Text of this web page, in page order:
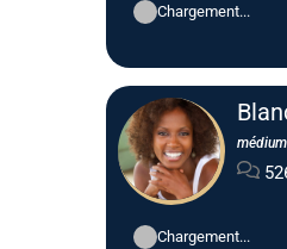
Chargement...
Chargement...